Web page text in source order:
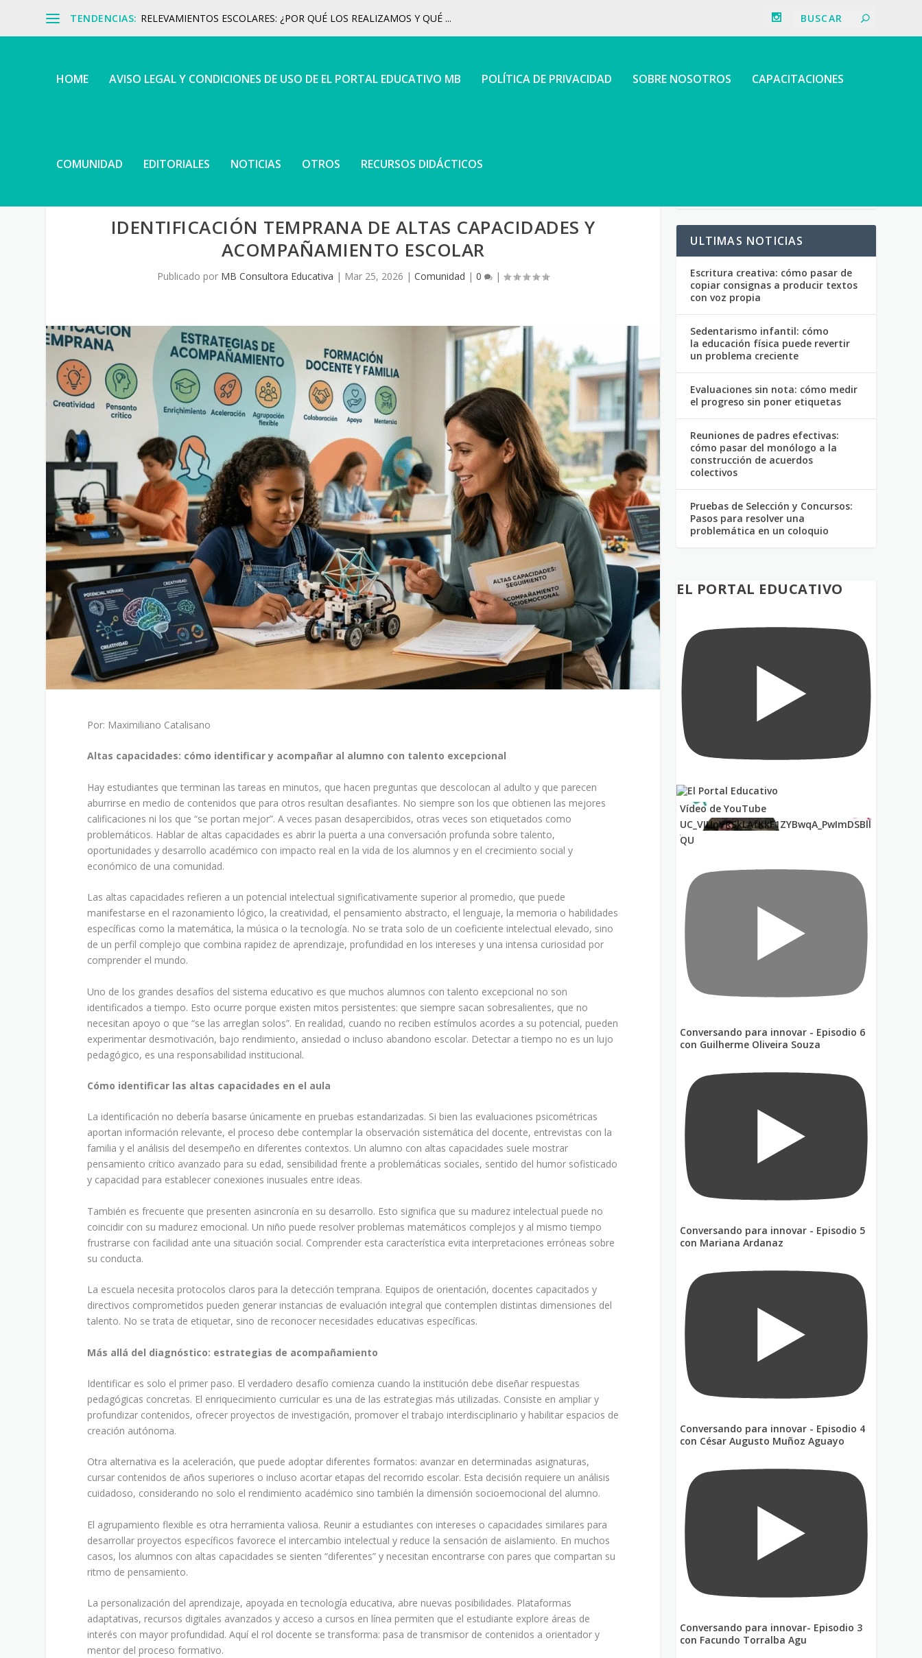
TENDENCIAS: RELEVAMIENTOS ESCOLARES: ¿POR QUÉ LOS REALIZAMOS Y QUÉ ...
HOME AVISO LEGAL Y CONDICIONES DE USO DE EL PORTAL EDUCATIVO MB POLÍTICA DE PRIVACIDAD SOBRE NOSOTROS CAPACITACIONES
COMUNIDAD EDITORIALES NOTICIAS OTROS RECURSOS DIDÁCTICOS
IDENTIFICACIÓN TEMPRANA DE ALTAS CAPACIDADES Y
ACOMPAÑAMIENTO ESCOLAR
Publicado por MB Consultora Educativa | Mar 25, 2026 |Comunidad |0 |
Por: Maximiliano Catalisano
Altas capacidades: cómo identificar y acompañar al alumno con talento excepcional
Hay estudiantes que terminan las tareas en minutos, que hacen preguntas que descolocan al adulto y que parecen
aburrirse en medio de contenidos que para otros resultan desafiantes. No siempre son los que obtienen las mejores
calificaciones ni los que “se portan mejor”. A veces pasan desapercibidos, otras veces son etiquetados como
problemáticos. Hablar de altas capacidades es abrir la puerta a una conversación profunda sobre talento,
oportunidades y desarrollo académico con impacto real en la vida de los alumnos y en el crecimiento social y
económico de una comunidad.
Las altas capacidades refieren a un potencial intelectual significativamente superior al promedio, que puede
manifestarse en el razonamiento lógico, la creatividad, el pensamiento abstracto, el lenguaje, la memoria o habilidades
específicas como la matemática, la música o la tecnología. No se trata solo de un coeficiente intelectual elevado, sino
de un perfil complejo que combina rapidez de aprendizaje, profundidad en los intereses y una intensa curiosidad por
comprender el mundo.
Uno de los grandes desafíos del sistema educativo es que muchos alumnos con talento excepcional no son
identificados a tiempo. Esto ocurre porque existen mitos persistentes: que siempre sacan sobresalientes, que no
necesitan apoyo o que “se las arreglan solos”. En realidad, cuando no reciben estímulos acordes a su potencial, pueden
experimentar desmotivación, bajo rendimiento, ansiedad o incluso abandono escolar. Detectar a tiempo no es un lujo
pedagógico, es una responsabilidad institucional.
Cómo identificar las altas capacidades en el aula
La identificación no debería basarse únicamente en pruebas estandarizadas. Si bien las evaluaciones psicométricas
aportan información relevante, el proceso debe contemplar la observación sistemática del docente, entrevistas con la
familia y el análisis del desempeño en diferentes contextos. Un alumno con altas capacidades suele mostrar
pensamiento crítico avanzado para su edad, sensibilidad frente a problemáticas sociales, sentido del humor sofisticado
y capacidad para establecer conexiones inusuales entre ideas.
También es frecuente que presenten asincronía en su desarrollo. Esto significa que su madurez intelectual puede no
coincidir con su madurez emocional. Un niño puede resolver problemas matemáticos complejos y al mismo tiempo
frustrarse con facilidad ante una situación social. Comprender esta característica evita interpretaciones erróneas sobre
su conducta.
La escuela necesita protocolos claros para la detección temprana. Equipos de orientación, docentes capacitados y
directivos comprometidos pueden generar instancias de evaluación integral que contemplen distintas dimensiones del
talento. No se trata de etiquetar, sino de reconocer necesidades educativas específicas.
Más allá del diagnóstico: estrategias de acompañamiento
Identificar es solo el primer paso. El verdadero desafío comienza cuando la institución debe diseñar respuestas
pedagógicas concretas. El enriquecimiento curricular es una de las estrategias más utilizadas. Consiste en ampliar y
profundizar contenidos, ofrecer proyectos de investigación, promover el trabajo interdisciplinario y habilitar espacios de
creación autónoma.
Otra alternativa es la aceleración, que puede adoptar diferentes formatos: avanzar en determinadas asignaturas,
cursar contenidos de años superiores o incluso acortar etapas del recorrido escolar. Esta decisión requiere un análisis
cuidadoso, considerando no solo el rendimiento académico sino también la dimensión socioemocional del alumno.
El agrupamiento flexible es otra herramienta valiosa. Reunir a estudiantes con intereses o capacidades similares para
desarrollar proyectos específicos favorece el intercambio intelectual y reduce la sensación de aislamiento. En muchos
casos, los alumnos con altas capacidades se sienten “diferentes” y necesitan encontrarse con pares que compartan su
ritmo de pensamiento.
La personalización del aprendizaje, apoyada en tecnología educativa, abre nuevas posibilidades. Plataformas
adaptativas, recursos digitales avanzados y acceso a cursos en línea permiten que el estudiante explore áreas de
interés con mayor profundidad. Aquí el rol docente se transforma: pasa de transmisor de contenidos a orientador y
mentor del proceso formativo.
ULTIMAS NOTICIAS
Escritura creativa: cómo pasar de
copiar consignas a producir textos
con voz propia
Sedentarismo infantil: cómo
la educación física puede revertir
un problema creciente
Evaluaciones sin nota: cómo medir
el progreso sin poner etiquetas
Reuniones de padres efectivas:
cómo pasar del monólogo a la
construcción de acuerdos
colectivos
Pruebas de Selección y Concursos:
Pasos para resolver una
problemática en un coloquio
EL PORTAL EDUCATIVO
Vídeo de YouTube
UC_VIUnVRSkLAfKkF1ZYBwqA_PwImDSBll
QU
Conversando para innovar - Episodio 6
con Guilherme Oliveira Souza
Conversando para innovar - Episodio 5
con Mariana Ardanaz
Conversando para innovar - Episodio 4
con César Augusto Muñoz Aguayo
Conversando para innovar- Episodio 3
con Facundo Torralba Agu